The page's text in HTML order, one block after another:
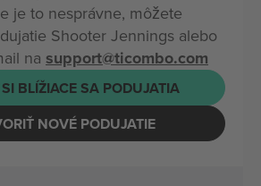
je to nesprávne, môžete
Shooter Jennings alebo
na support@ticombo.com
BLÍŽIACE SA PODUJATIA
NOVÉ PODUJATIE